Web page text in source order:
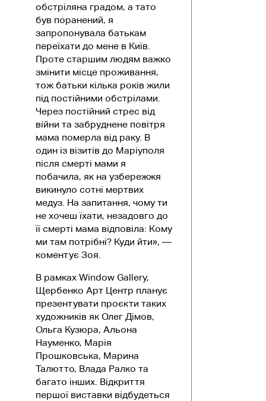
обстріляна градом, а тато
був поранений, я
запропонувала батькам
переїхати до мене в Київ.
Проте старшим людям важко
змінити місце проживання,
тож батьки кілька років жили
під постійними обстрілами.
Через постійний стрес від
війни та забруднене повітря
мама померла від раку. В
один із візитів до Маріуполя
після смерті мами я
побачила, як на узбережжя
викинуло сотні мертвих
медуз. На запитання, чому ти
не хочеш їхати, незадовго до
її смерті мама відповіла: Кому
ми там потрібні? Куди йти», —
коментує Зоя.
В рамках Window Gallery,
Щербенко Арт Центр планує
презентувати проєкти таких
художників як Олег Дімов,
Ольга Кузюра, Альона
Науменко, Марія
Прошковська, Марина
Талютто, Влада Ралко та
багато інших. Відкриття
першої виставки відбудеться